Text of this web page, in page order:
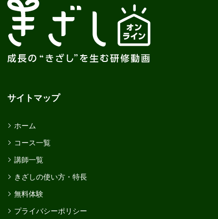
サイトマップ
ホーム
コース一覧
講師一覧
きざしの使い方・特長
無料体験
プライバシーポリシー